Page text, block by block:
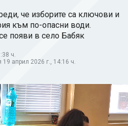
че изборите са ключови и
към по-опасни води.
появи в село Бабяк
ч.
април 2026 г., 14:16 ч.